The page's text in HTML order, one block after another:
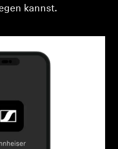
kannst.